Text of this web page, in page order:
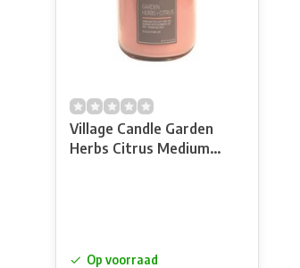
Village Candle Garden
Herbs Citrus Medium
Op voorraad